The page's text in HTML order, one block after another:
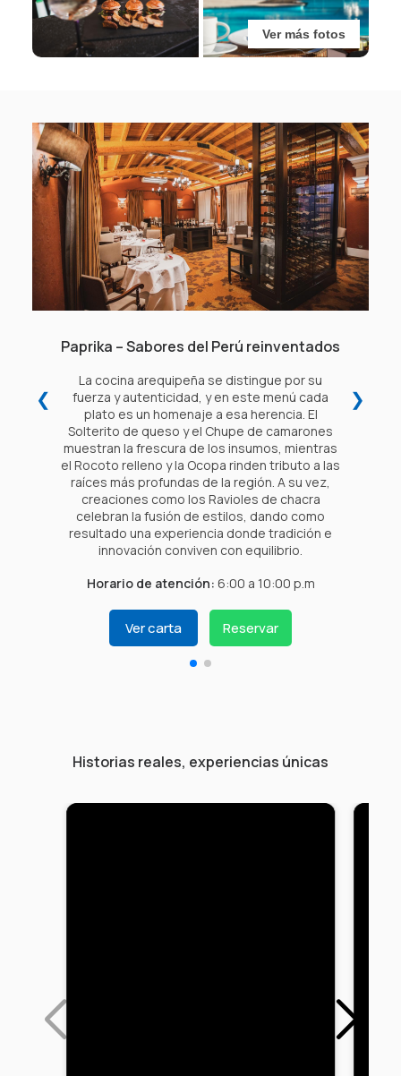
Ver más fotos
Paprika – Sabores del Perú reinventados
La cocina arequipeña se distingue por su
fuerza y autenticidad, y en este menú cada
plato es un homenaje a esa herencia. El
Solterito de queso y el Chupe de camarones
muestran la frescura de los insumos, mientras
el Rocoto relleno y la Ocopa rinden tributo a las
raíces más profundas de la región. A su vez,
creaciones como los Ravioles de chacra
celebran la fusión de estilos, dando como
resultado una experiencia donde tradición e
innovación conviven con equilibrio.
Horario de atención: 6:00 a 10:00 p.m
Ver carta Reservar
❮ ❯
Historias reales, experiencias únicas